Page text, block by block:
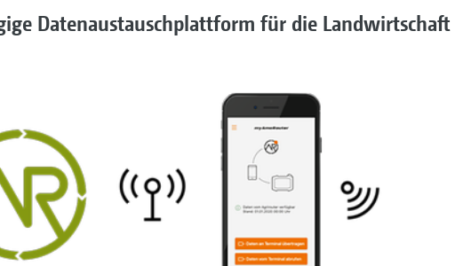
Datenaustauschplattform für die Landwirtschaft